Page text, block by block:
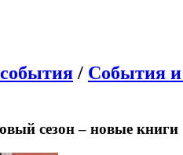
/ События
сезон – новые книги